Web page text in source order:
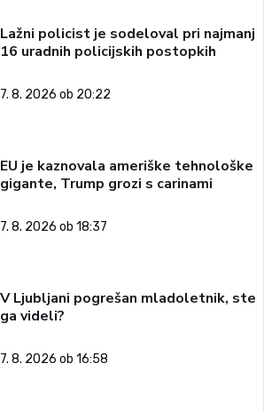
Lažni policist je sodeloval pri najmanj
16 uradnih policijskih postopkih
7. 8. 2026 ob 20:22
EU je kaznovala ameriške tehnološke
gigante, Trump grozi s carinami
7. 8. 2026 ob 18:37
V Ljubljani pogrešan mladoletnik, ste
ga videli?
7. 8. 2026 ob 16:58